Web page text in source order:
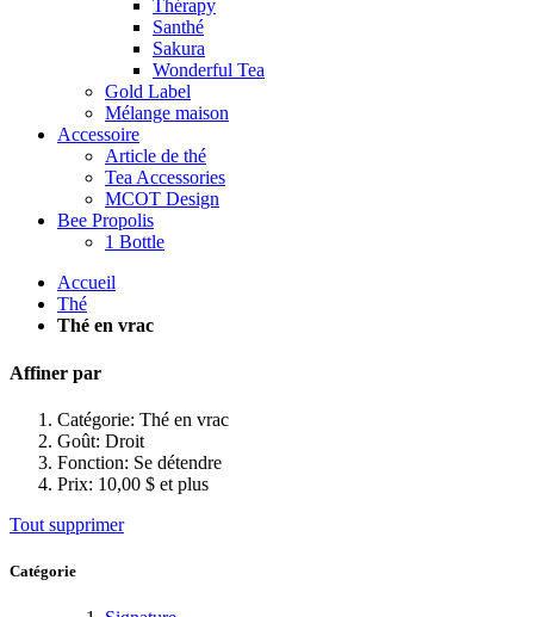
Thérapy
Santhé
Sakura
Wonderful Tea
Gold Label
Mélange maison
Accessoire
Article de thé
Tea Accessories
MCOT Design
Bee Propolis
1 Bottle
Accueil
Thé
Thé en vrac
Affiner par
Catégorie: Thé en vrac
Goût: Droit
Fonction: Se détendre
Prix: 10,00 $ et plus
Tout supprimer
Catégorie